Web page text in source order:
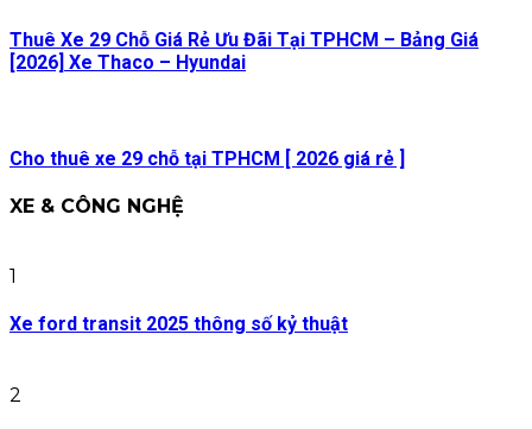
Thuê Xe 29 Chỗ Giá Rẻ Ưu Đãi Tại TPHCM – Bảng Giá
[2026] Xe Thaco – Hyundai
Cho thuê xe 29 chỗ tại TPHCM [ 2026 giá rẻ ]
XE & CÔNG NGHỆ
1
Xe ford transit 2025 thông số kỷ thuật
2